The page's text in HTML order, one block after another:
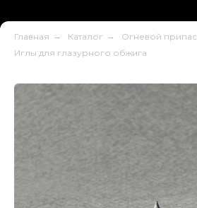
Главная → Каталог → Огневой припас
Иглы для глазурного обжига